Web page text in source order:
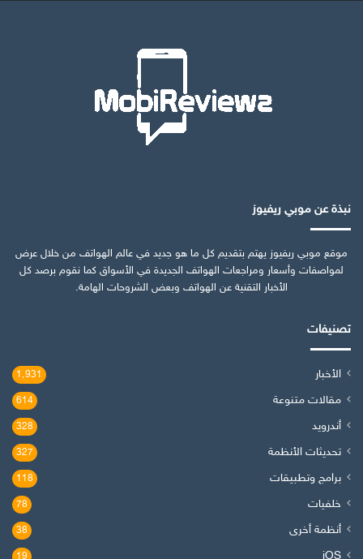
نبذة عن موبي ريفيوز
موقع موبي ريفيوز يهتم بتقديم كل ما هو جديد في عالم الهواتف من خلال عرض
لمواصفات وأسعار ومراجعات الهواتف الجديدة في الأسواق كما نقوم برصد كل
الأخبار التقنية عن الهواتف وبعض الشروحات الهامة.
تصنيفات
الأخبار 1٬931
مقالات متنوعة 614
أندرويد 328
تحديثات الأنظمة 327
برامج وتطبيقات 118
خلفيات 78
أنظمة أخرى 38
iOS
19